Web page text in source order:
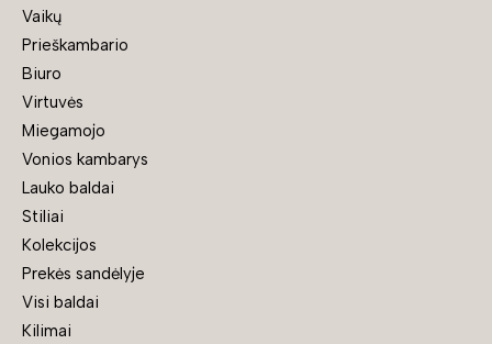
Vaikų
Prieškambario
Biuro
Virtuvės
Miegamojo
Vonios kambarys
Lauko baldai
Stiliai
Kolekcijos
Prekės sandėlyje
Visi baldai
Kilimai